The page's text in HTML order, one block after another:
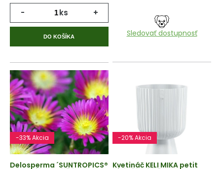
- ks +
DO KOŠÍKA Sledovať dostupnosť
-33% Akcia
Delosperma ´SUNTROPICS®
-20% Akcia
Kvetináč KELI MIKA petit